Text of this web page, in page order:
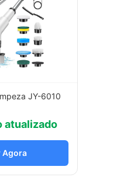
JY-6010
atualizado
Agora